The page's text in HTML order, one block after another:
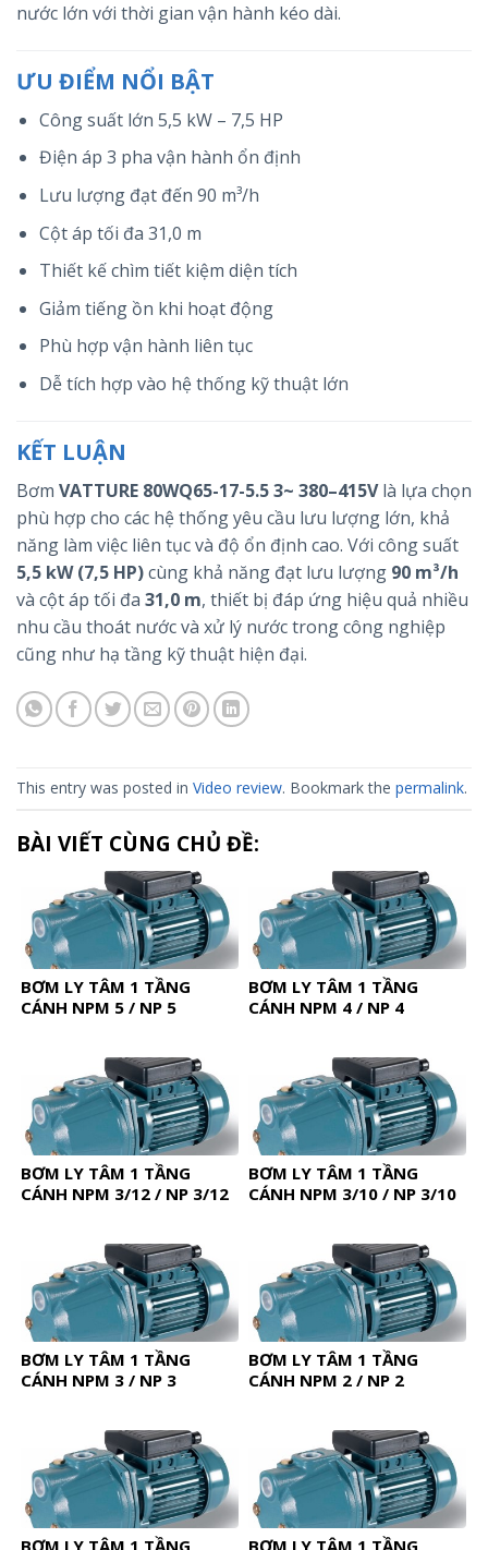
nước lớn với thời gian vận hành kéo dài.
ƯU ĐIỂM NỔI BẬT
Công suất lớn 5,5 kW – 7,5 HP
Điện áp 3 pha vận hành ổn định
Lưu lượng đạt đến 90 m³/h
Cột áp tối đa 31,0 m
Thiết kế chìm tiết kiệm diện tích
Giảm tiếng ồn khi hoạt động
Phù hợp vận hành liên tục
Dễ tích hợp vào hệ thống kỹ thuật lớn
KẾT LUẬN
Bơm VATTURE 80WQ65-17-5.5 3~ 380–415Vlà lựa chọn
phù hợp cho các hệ thống yêu cầu lưu lượng lớn, khả
năng làm việc liên tục và độ ổn định cao. Với công suất
5,5 kW (7,5 HP)cùng khả năng đạt lưu lượng 90 m³/h
và cột áp tối đa 31,0 m, thiết bị đáp ứng hiệu quả nhiều
nhu cầu thoát nước và xử lý nước trong công nghiệp
cũng như hạ tầng kỹ thuật hiện đại.
This entry was posted in Video review. Bookmark the permalink.
BÀI VIẾT CÙNG CHỦ ĐỀ:
BƠM LY TÂM 1 TẦNG
CÁNH NPM 5 / NP 5
BƠM LY TÂM 1 TẦNG
CÁNH NPM 4 / NP 4
BƠM LY TÂM 1 TẦNG
CÁNH NPM 3/12 / NP 3/12
BƠM LY TÂM 1 TẦNG
CÁNH NPM 3/10 / NP 3/10
BƠM LY TÂM 1 TẦNG
CÁNH NPM 3 / NP 3
BƠM LY TÂM 1 TẦNG
CÁNH NPM 2 / NP 2
BƠM LY TÂM 1 TẦNG BƠM LY TÂM 1 TẦNG